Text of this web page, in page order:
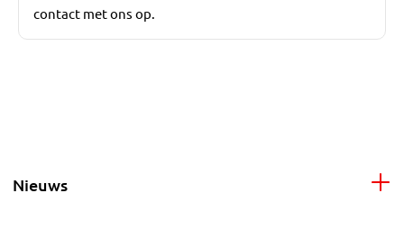
contact met ons op.
Nieuws